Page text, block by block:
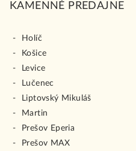
KAMENNÉ PREDAJNE
Holíč
Košice
Levice
Lučenec
Liptovský Mikuláš
Martin
Prešov Eperia
Prešov MAX